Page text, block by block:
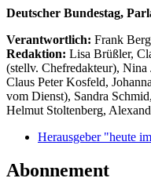
Deutscher Bundestag,
Verantwortlich: Frank
Redaktion: Lisa Brüßler,
(stellv. Chefredakteur), Nina
Claus Peter Kosfeld,
vom Dienst), Sandra
Helmut Stoltenberg,
Herausgeber "heute
Abonnement